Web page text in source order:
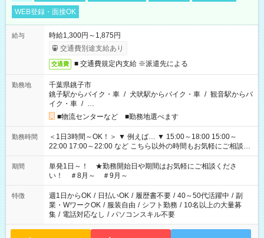
WEB登録・面接OK
給与
時給1,300円～1,875円
交通費別途支給あり
交通費 ■ 交通費規定内支給 ※派遣先による
勤務地
千葉県銚子市
銚子駅からバイク・車 / 犬吠駅からバイク・車 / 観音駅からバ
イク・車 / …
■物流センターなど ■勤務地選べます
勤務時間
＜1日3時間～OK！＞ ▼ 例えば… ▼ 15:00～18:00 15:00～
22:00 17:00～22:00 など こちら以外の時間もお気軽にご相談く
ださい！
期間
単発1日～！ ★勤務開始日や期間はお気軽にご相談くださ
い！ ＃8月～ ＃9月～
特徴 週1日からOK / 日払いOK / 履歴書不要 / 40～50代活躍中 / 副
業・WワークOK / 服装自由 / シフト勤務 / 10名以上の大量募
集 / 電話対応なし / パソコンスキル不要